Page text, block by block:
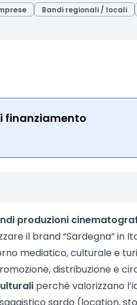
Bandi regionali / locali
finanziamento
produzioni
il brand “Sardegna” in
mediatico, culturale e
distribuzione e
perché valorizzano